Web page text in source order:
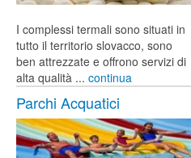
I complessi termali sono situati in
tutto il territorio slovacco, sono
ben attrezzate e offrono servizi di
alta qualità ... continua
Parchi Acquatici